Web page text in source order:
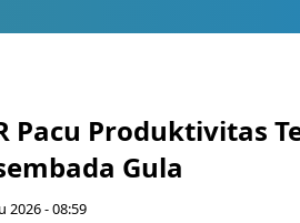
Pacu Produktivitas
Gula
2026 - 08:59